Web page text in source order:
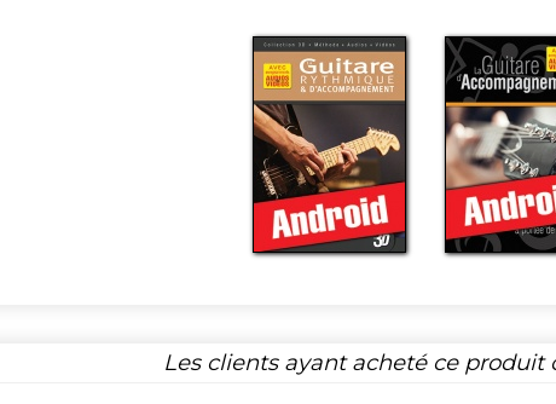
Les clients ayant acheté ce